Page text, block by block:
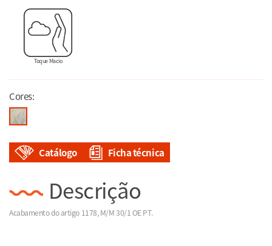
Toque Macio
Cores:
Catálogo Ficha técnica
Descrição
Acabamento do artigo 1178, M/M 30/1 OE PT.